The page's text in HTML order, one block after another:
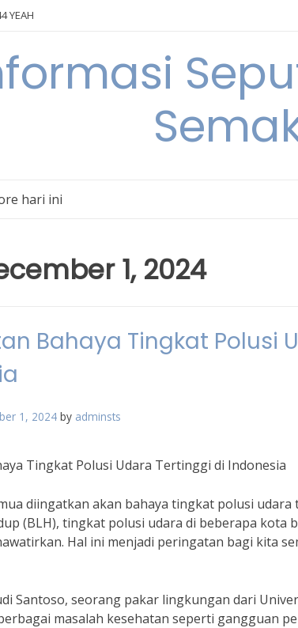
YEAH
hari ini
1, 2024
Bahaya Tingkat Polusi
1, 2024 by adminsts
Tingkat Polusi Udara Tertinggi di Indonesia
diingatkan akan bahaya tingkat polusi
(BLH), tingkat polusi udara di beberapa kota
Hal ini menjadi peringatan bagi kita
Santoso, seorang pakar lingkungan dari
masalah kesehatan seperti gangguan